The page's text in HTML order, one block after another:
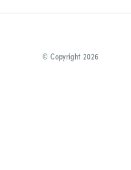
© Copyright 2026